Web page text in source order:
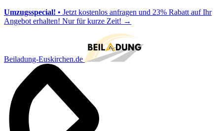
Umzugsspecial! • Jetzt kostenlos anfragen und 23% Rabatt auf Ihr
Angebot erhalten! Nur für kurze Zeit! →
Beiladung-Euskirchen.de